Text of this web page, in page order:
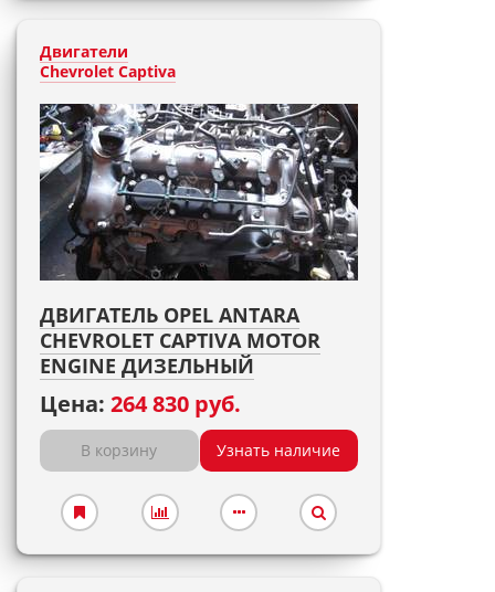
Двигатели
Chevrolet Captiva
ДВИГАТЕЛЬ OPEL ANTARA
CHEVROLET CAPTIVA MOTOR
ENGINE ДИЗЕЛЬНЫЙ
Цена: 264 830 руб.
В корзину Узнать наличие